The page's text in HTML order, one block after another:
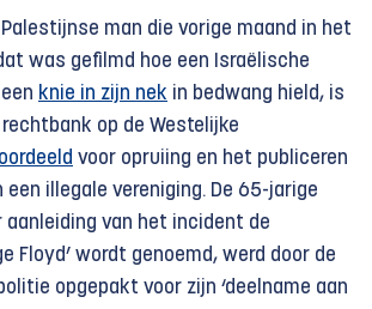
Palestijnse man die vorige maand in het
was gefilmd hoe een Israëlische
knie in zijn nek in bedwang hield, is
op de Westelijke
voor opruiing en het publiceren
een illegale vereniging. De 65-jarige
aanleiding van het incident de
Floyd’ wordt genoemd, werd door de
opgepakt voor zijn ‘deelname aan